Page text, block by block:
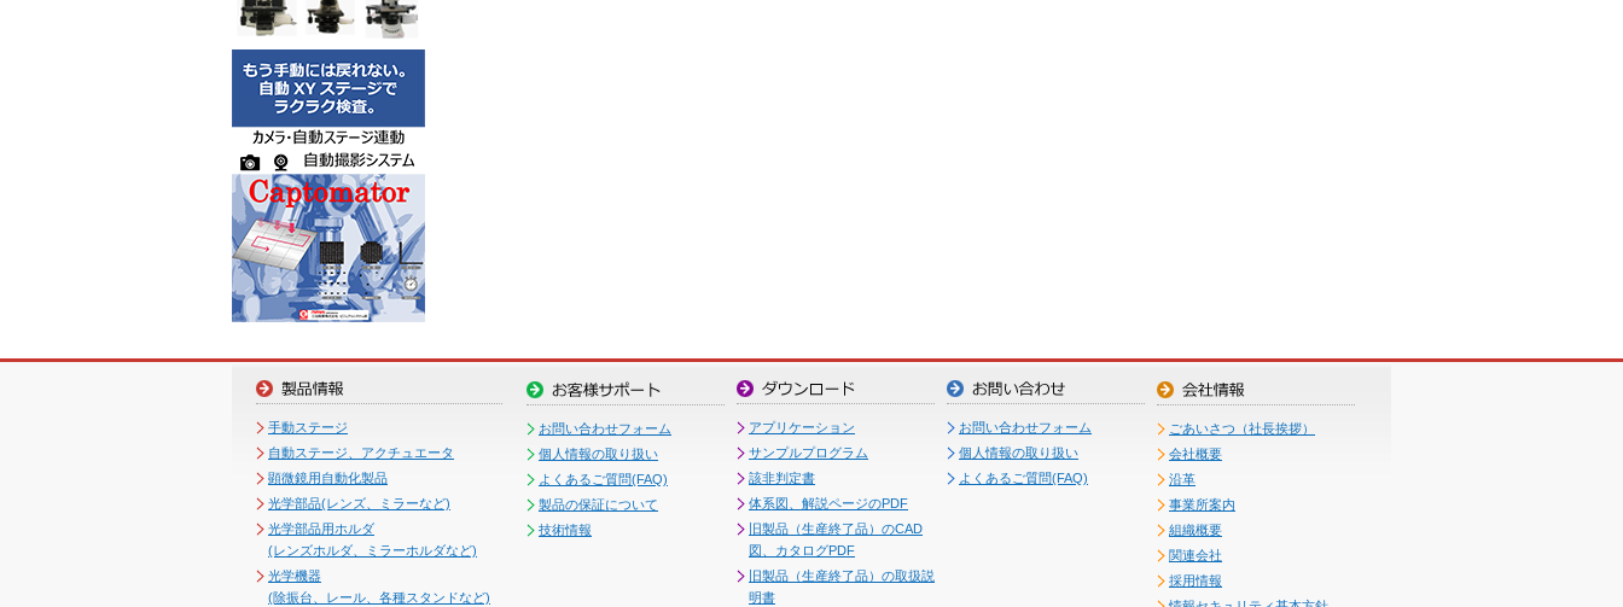
手動ステージ
自動ステージ、アクチュエータ
顕微鏡用自動化製品
光学部品(レンズ、ミラーなど)
光学部品用ホルダ
(レンズホルダ、ミラーホルダなど)
光学機器
(除振台、レール、各種スタンドなど)
お問い合わせフォーム
個人情報の取り扱い
よくあるご質問(FAQ)
製品の保証について
技術情報
アプリケーション
サンプルプログラム
該非判定書
体系図、解説ページのPDF
旧製品（生産終了品）のCAD
図、カタログPDF
旧製品（生産終了品）の取扱説
明書
お問い合わせフォーム
個人情報の取り扱い
よくあるご質問(FAQ)
ごあいさつ（社長挨拶）
会社概要
沿革
事業所案内
組織概要
関連会社
採用情報